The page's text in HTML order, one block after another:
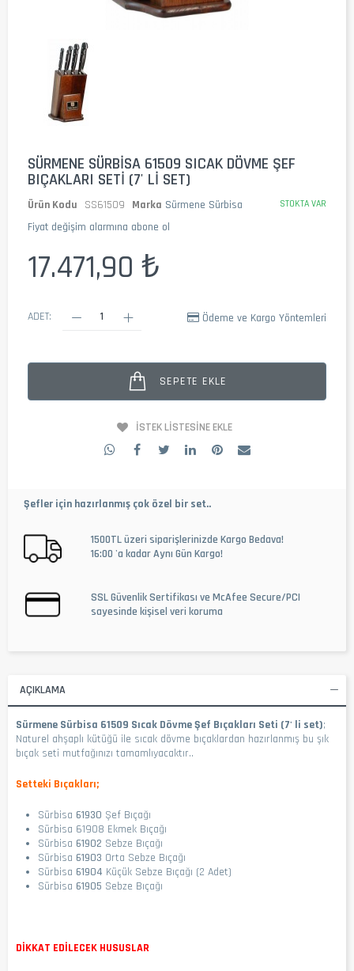
SÜRMENE SÜRBISA 61509 SICAK DÖVME ŞEF
BIÇAKLARI SETI (7' LI SET)
Ürün Kodu SS61509 Marka Sürmene Sürbisa STOKTA VAR
Fiyat değişim alarmına abone ol
17.471,90 ₺
ADET:
SEPETE EKLE
Ödeme ve Kargo Yöntemleri
İSTEK LISTESINE EKLE
Şefler için hazırlanmış çok özel bir set..
1500TL üzeri siparişlerinizde Kargo Bedava!
16:00 'a kadar Aynı Gün Kargo!
SSL Güvenlik Sertifikası ve McAfee Secure/PCI
sayesinde kişisel veri koruma
AÇIKLAMA
Sürmene Sürbisa 61509 Sıcak Dövme Şef Bıçakları Seti (7' li set);
Naturel ahşaplı kütüğü ile sıcak dövme bıçaklardan hazırlanmış bu şık
bıçak seti mutfağınızı tamamlıyacaktır..
Setteki Bıçakları;
Sürbisa 61930 Şef Bıçağı
Sürbisa 61908 Ekmek Bıçağı
Sürbisa 61902 Sebze Bıçağı
Sürbisa 61903 Orta Sebze Bıçağı
Sürbisa 61904 Küçük Sebze Bıçağı (2 Adet)
Sürbisa 61905 Sebze Bıçağı
DİKKAT EDİLECEK HUSUSLAR